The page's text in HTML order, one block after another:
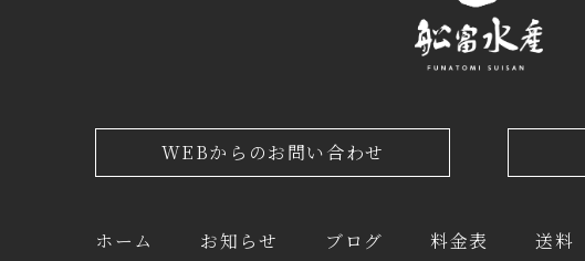
WEBからのお問い合わせ
ホーム お知らせ ブログ 料金表 送料